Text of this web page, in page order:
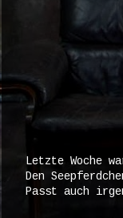
Letzte Woche
Den
Passt auch